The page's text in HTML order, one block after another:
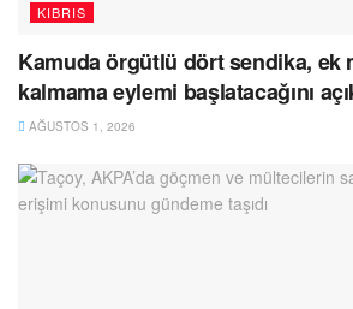
KIBRIS
Kamuda örgütlü dört sendika, ek
kalmama eylemi başlatacağını
AĞUSTOS 1, 2026